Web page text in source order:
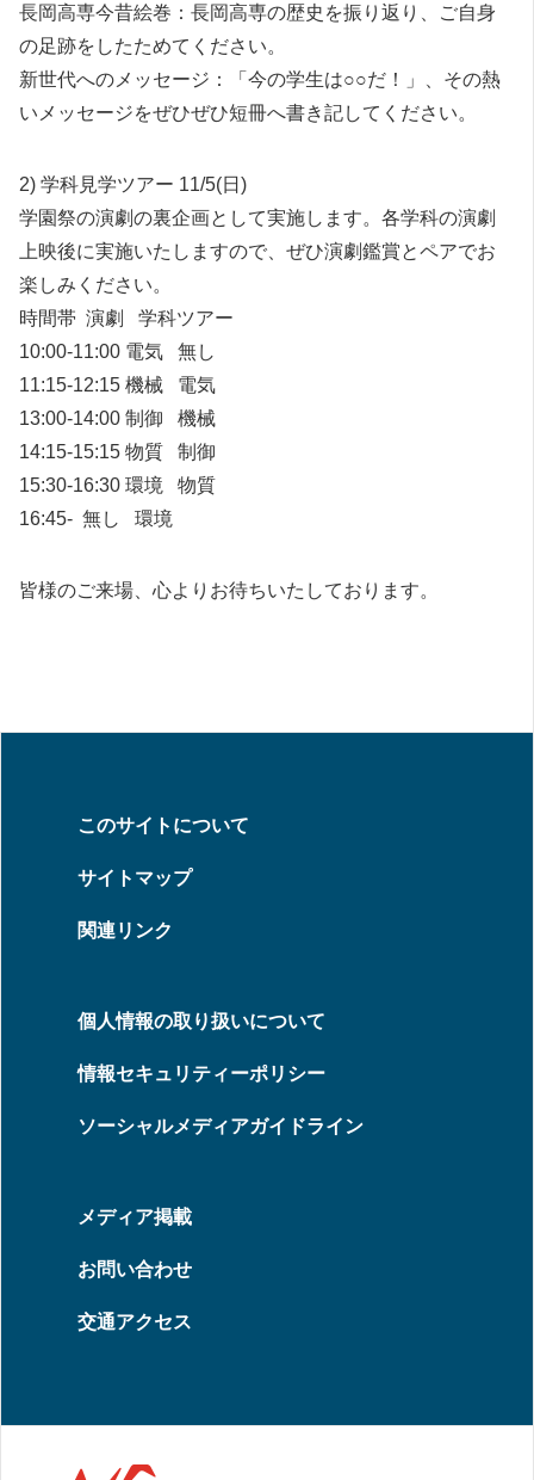
長岡高専今昔絵巻：長岡高専の歴史を振り返り、ご自身
の足跡をしたためてください。
新世代へのメッセージ：「今の学生は○○だ！」、その熱
いメッセージをぜひぜひ短冊へ書き記してください。
2) 学科見学ツアー 11/5(日)
学園祭の演劇の裏企画として実施します。各学科の演劇
上映後に実施いたしますので、ぜひ演劇鑑賞とペアでお
楽しみください。
時間帯 演劇 学科ツアー
10:00-11:00 電気 無し
11:15-12:15 機械 電気
13:00-14:00 制御 機械
14:15-15:15 物質 制御
15:30-16:30 環境 物質
16:45- 無し 環境
皆様のご来場、心よりお待ちいたしております。
このサイトについて
サイトマップ
関連リンク
個人情報の取り扱いについて
情報セキュリティーポリシー
ソーシャルメディアガイドライン
メディア掲載
お問い合わせ
交通アクセス